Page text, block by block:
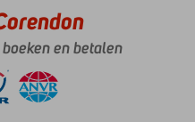
en betalen